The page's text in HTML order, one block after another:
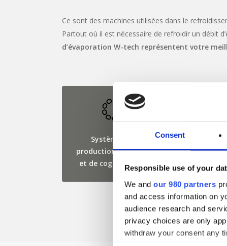
Consent
Responsible use of your
We and our 980 partners
and access information on
audience research and
privacy choices are only
withdraw your consent any
Ce sont des machines utilisées dans le
Partout où il est nécessaire de refroidir un débit
d’évaporation W-tech représentent votre
Systèmes de
production d’énergie
et de cogénération